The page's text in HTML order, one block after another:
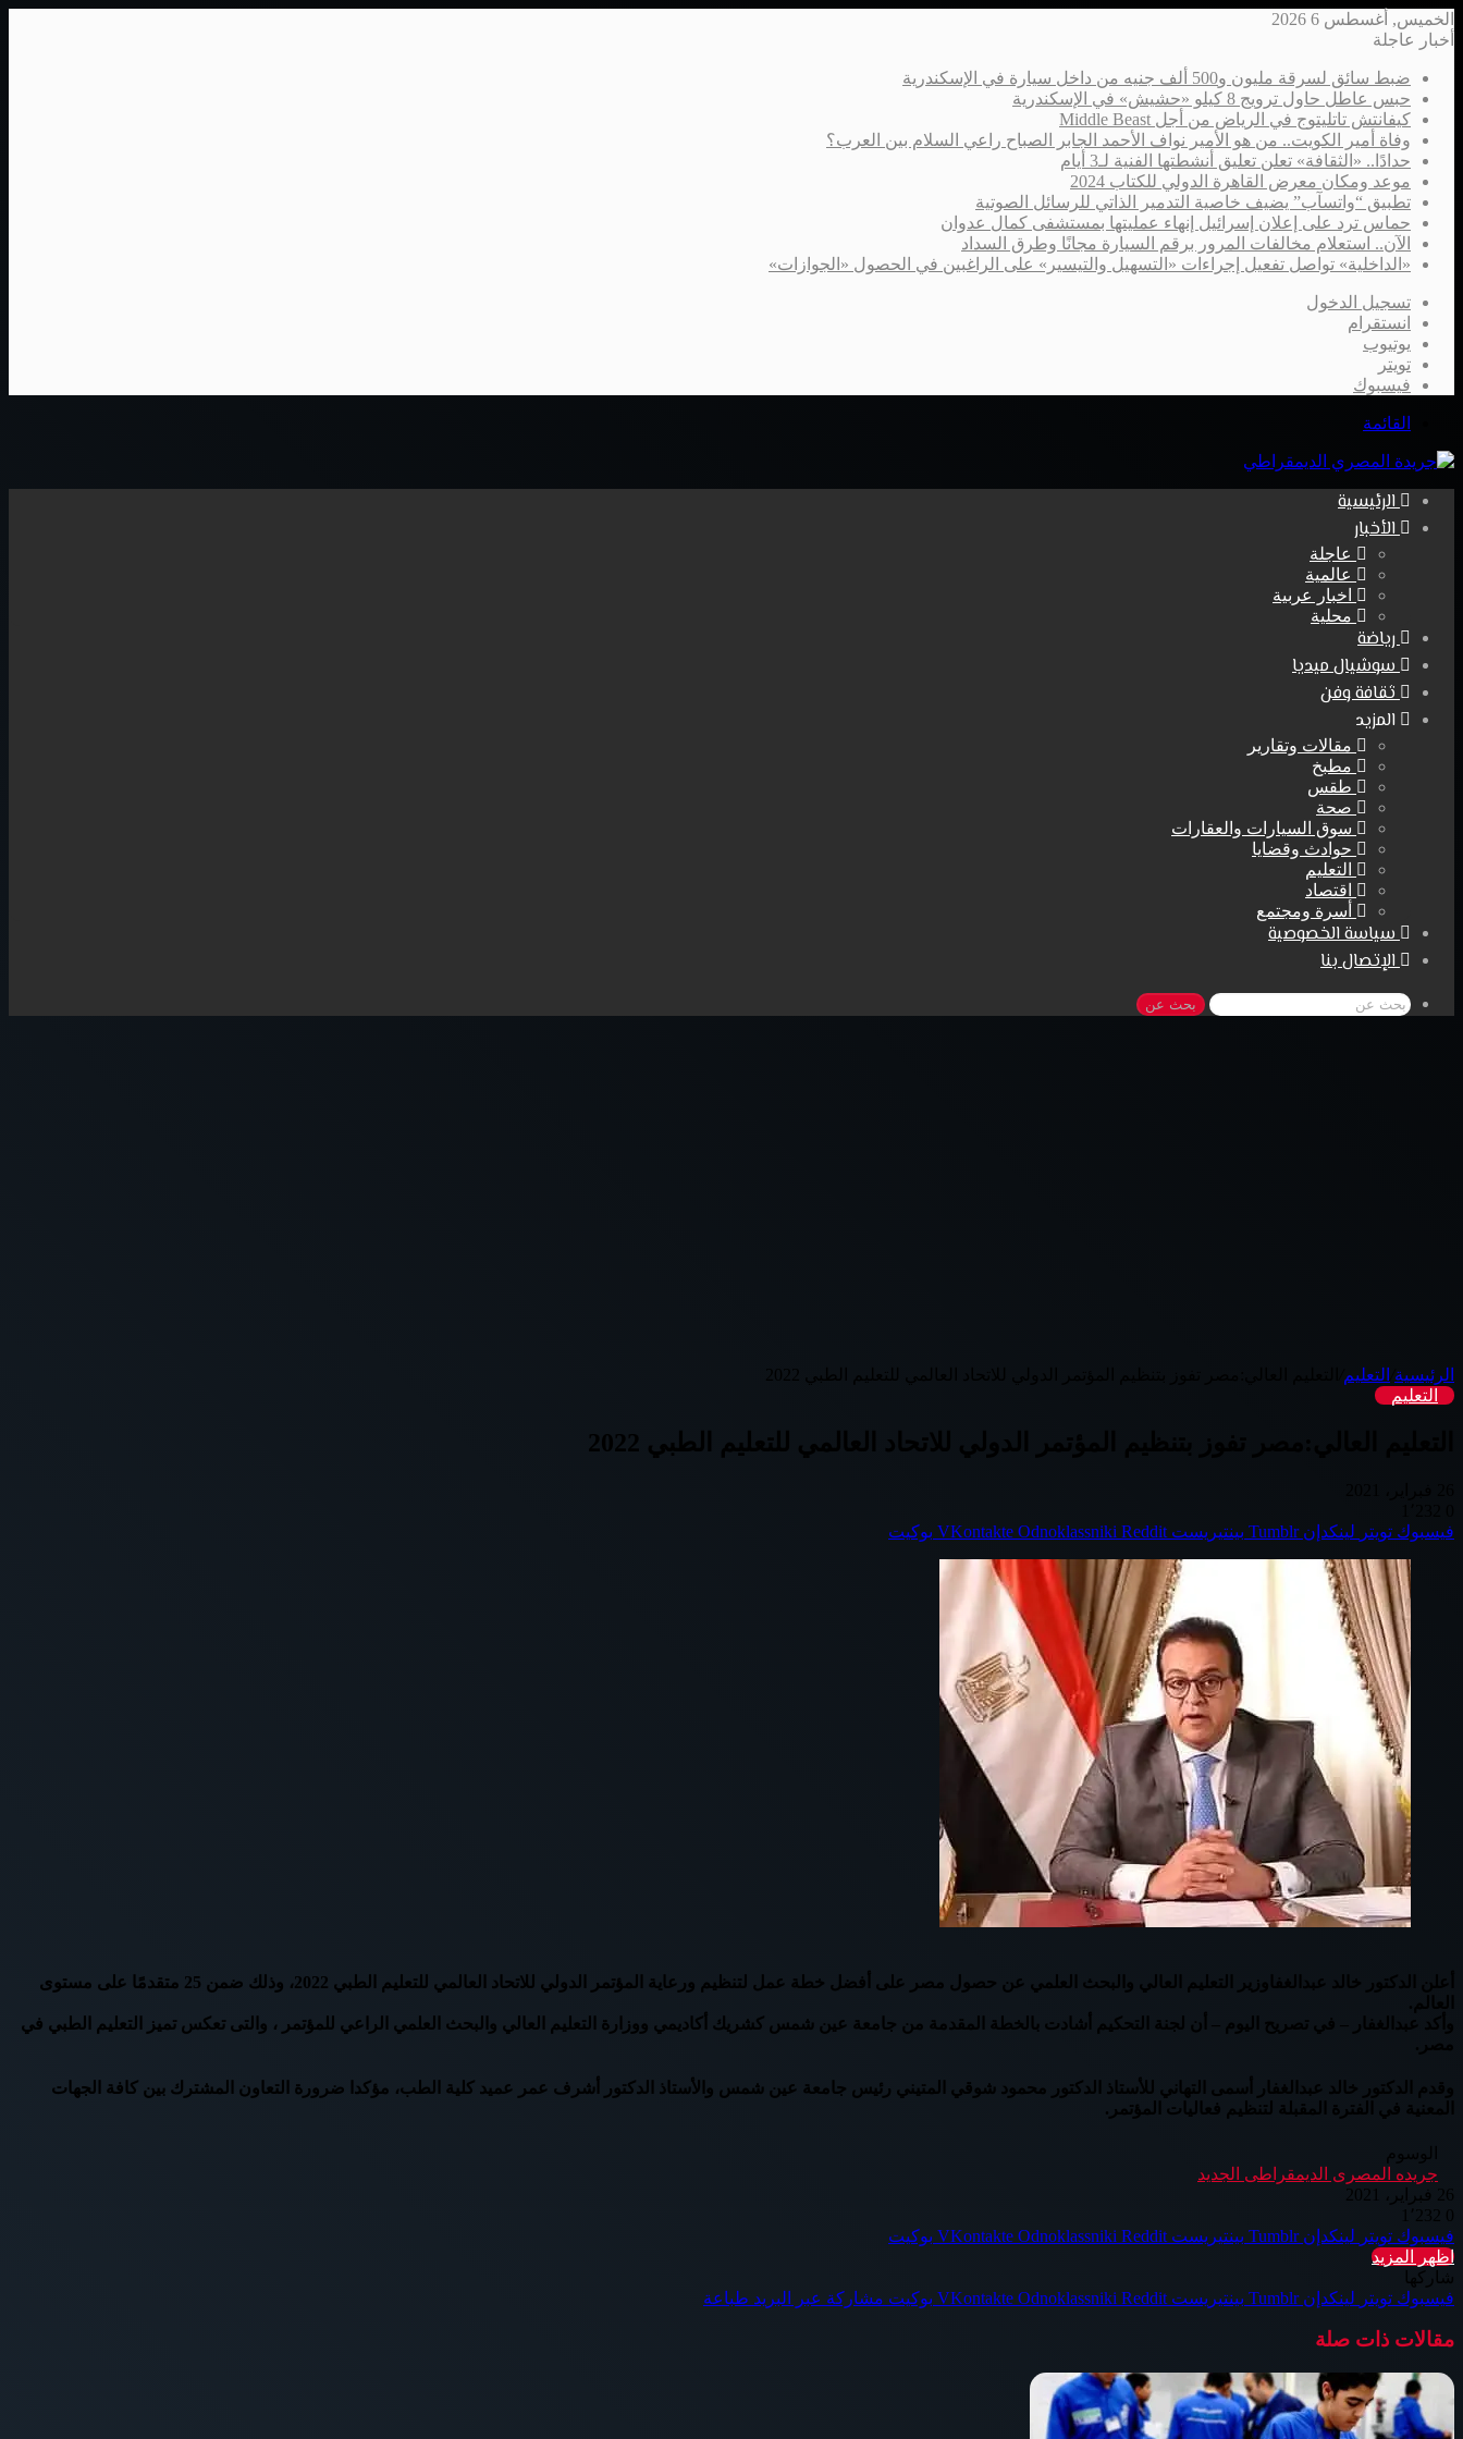
الخميس, أغسطس 6 2026
أخبار عاجلة
ضبط سائق لسرقة مليون و500 ألف جنيه من داخل سيارة في الإسكندرية
حبس عاطل حاول ترويج 8 كيلو «حشيش» في الإسكندرية
كيفانتش تاتليتوج في الرياض من أجل Middle Beast
وفاة أمير الكويت.. من هو الأمير نواف الأحمد الجابر الصباح راعي السلام بين العرب؟
حدادًا.. «الثقافة» تعلن تعليق أنشطتها الفنية لـ3 أيام
موعد ومكان معرض القاهرة الدولي للكتاب 2024
تطبيق “واتسآب” يضيف خاصية التدمير الذاتي للرسائل الصوتية
حماس ترد على إعلان إسرائيل إنهاء عمليتها بمستشفى كمال عدوان
الآن.. استعلام مخالفات المرور برقم السيارة مجانًا وطرق السداد
«الداخلية» تواصل تفعيل إجراءات «التسهيل والتيسير» على الراغبين في الحصول «الجوازات»
تسجيل الدخول
انستقرام
يوتيوب
تويتر
فيسبوك
القائمة
الرئيسية
الأخبار
عاجلة
عالمية
اخبار عربية
محلية
رياضة
سوشيال ميديا
ثقافة وفن
المزيد
مقالات وتقارير
مطبخ
طقس
صحة
سوق السيارات والعقارات
حوادث وقضايا
التعليم
اقتصاد
أسرة ومجتمع
سياسة الخصوصية
الإتصال بنا
بحث عن
الرئيسية التعليم
التعليم
التعليم العالي:مصر تفوز بتنظيم المؤتمر الدولي للاتحاد العالمي للتعليم الطبي 2022
فيسبوك تويتر لينكدإن بينتيريست Odnoklassniki بوكيت
أعلن الدكتور خالد عبدالغفاوزير التعليم العالي والبحث العلمي عن حصول مصر على أفضل خطة عمل لتنظيم ورعاية المؤتمر الدولي للاتحاد العالمي للتعليم الطبي 2022، وذلك ضمن 25 متقدمًا على مستوى
وأكد عبدالغفار – في تصريح اليوم – أن لجنة التحكيم أشادت بالخطة المقدمة من جامعة عين شمس كشريك أكاديمي ووزارة التعليم العالي والبحث العلمي الراعي للمؤتمر ، والتى تعكس تميز التعليم الطبي في
وقدم الدكتور خالد عبدالغفار أسمى التهاني للأستاذ الدكتور محمود شوقي المتيني رئيس جامعة عين شمس والأستاذ الدكتور أشرف عمر عميد كلية الطب، مؤكدا ضرورة التعاون المشترك بين كافة الجهات
المعنية في الفترة المقبلة لتنظيم فعاليات المؤتمر.
الوسوم
جريده المصرى الديمقراطى الجديد
26 فبراير، 2021
0
فيسبوك تويتر لينكدإن بينتيريست Odnoklassniki
بوكيت
اظهر المزيد
شاركها
فيسبوك تويتر لينكدإن بينتيريست Odnoklassniki بوكيت مشاركة عبر البريد طباعة
مقالات ذات صلة